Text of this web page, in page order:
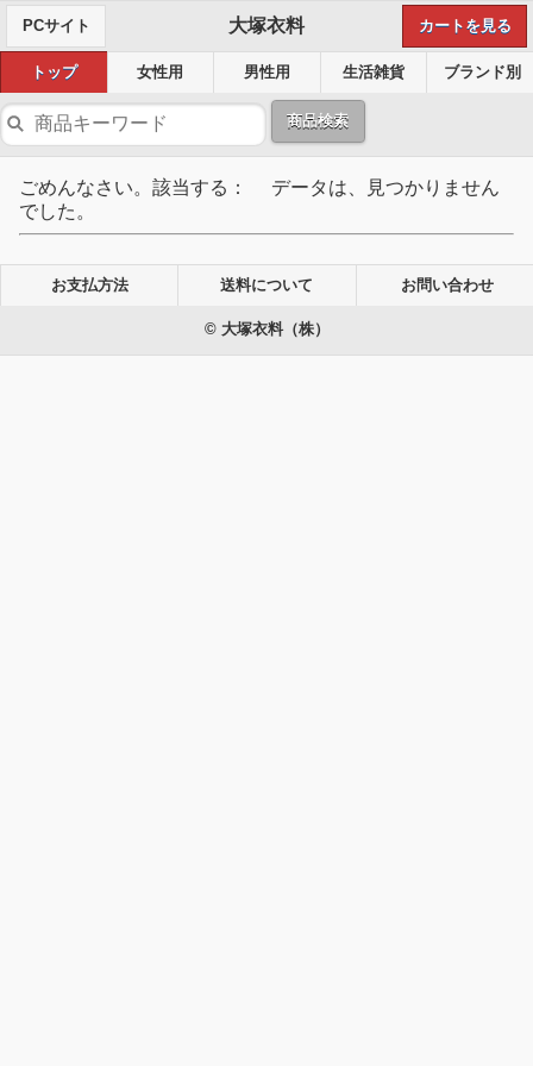
PCサイト 大塚衣料 カートを見る
トップ 女性用 男性用 生活雑貨 ブランド別
商品検索
ごめんなさい。該当する： データは、見つかりません
でした。
お支払方法 送料について お問い合わせ
© 大塚衣料（株）